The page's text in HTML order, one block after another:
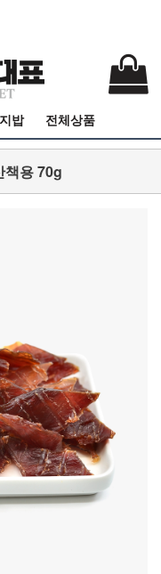
밥 전체상품
책용 70g